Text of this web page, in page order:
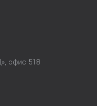
офис 518